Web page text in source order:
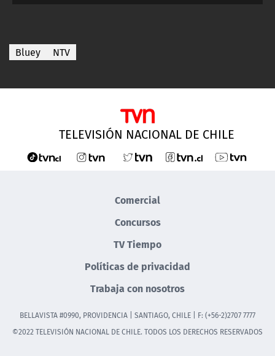
Bluey NTV
TELEVISIÓN NACIONAL DE CHILE
Comercial
Concursos
TV Tiempo
Políticas de privacidad
Trabaja con nosotros
BELLAVISTA #0990, PROVIDENCIA | SANTIAGO, CHILE | F: (+56-2)2707 7777
©2022 TELEVISIÓN NACIONAL DE CHILE. TODOS LOS DERECHOS RESERVADOS